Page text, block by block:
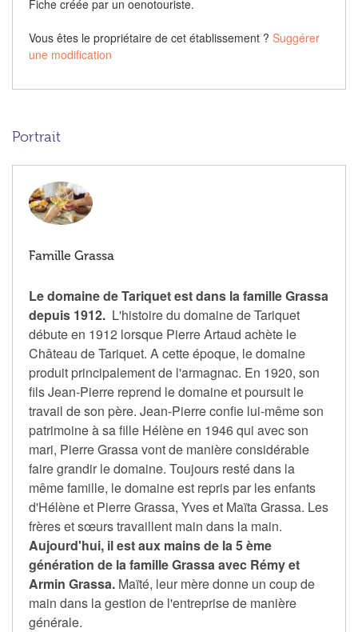
Fiche créée par un oenotouriste.
Vous êtes le propriétaire de cet établissement ? Suggérer
une modification
Portrait
Famille Grassa
Le domaine de Tariquet est dans la famille Grassa
depuis 1912. L'histoire du domaine de Tariquet
débute en 1912 lorsque Pierre Artaud achète le
Château de Tariquet. A cette époque, le domaine
produit principalement de l'armagnac. En 1920, son
fils Jean-Pierre reprend le domaine et poursuit le
travail de son père. Jean-Pierre confie lui-même son
patrimoine à sa fille Hélène en 1946 qui avec son
mari, Pierre Grassa vont de manière considérable
faire grandir le domaine. Toujours resté dans la
même famille, le domaine est repris par les enfants
d'Hélène et Pierre Grassa, Yves et Maïta Grassa. Les
frères et sœurs travaillent main dans la main.
Aujourd'hui, il est aux mains de la 5 ème
génération de la famille Grassa avec Rémy et
Armin Grassa. Maïté, leur mère donne un coup de
main dans la gestion de l'entreprise de manière
générale.